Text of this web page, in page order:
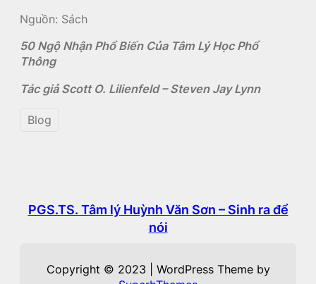
Nguồn: Sách
50 Ngộ Nhận Phổ Biến Của Tâm Lý Học Phổ
Thông
Tác giả Scott O. Lilienfeld – Steven Jay Lynn
Blog
PGS.TS. Tâm lý Huỳnh Văn Sơn – Sinh ra để
nói
Copyright © 2023 | WordPress Theme by